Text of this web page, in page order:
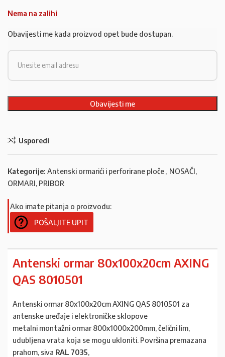
Nema na zalihi
Obavijesti me kada proizvod opet bude dostupan.
Usporedi
Kategorije: Antenski ormarići i perforirane ploče, NOSAČI,
ORMARI, PRIBOR
Ako imate pitanja o proizvodu:
POŠALJITE UPIT
Antenski ormar 80x100x20cm AXING
QAS 8010501
Antenski ormar 80x100x20cm AXING QAS 8010501 za
antenske uređaje i elektroničke sklopove
metalni montažni ormar 800x1000x200mm, čelični lim,
udubljena vrata koja se mogu ukloniti. Površina premazana
prahom, siva RAL 7035,